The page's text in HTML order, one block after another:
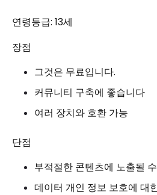
연령등급: 13세
장점
그것은 무료입니다.
커뮤니티 구축에 좋습니다
여러 장치와 호환 가능
단점
부적절한 콘텐츠에 노출될
데이터 개인 정보 보호에 대